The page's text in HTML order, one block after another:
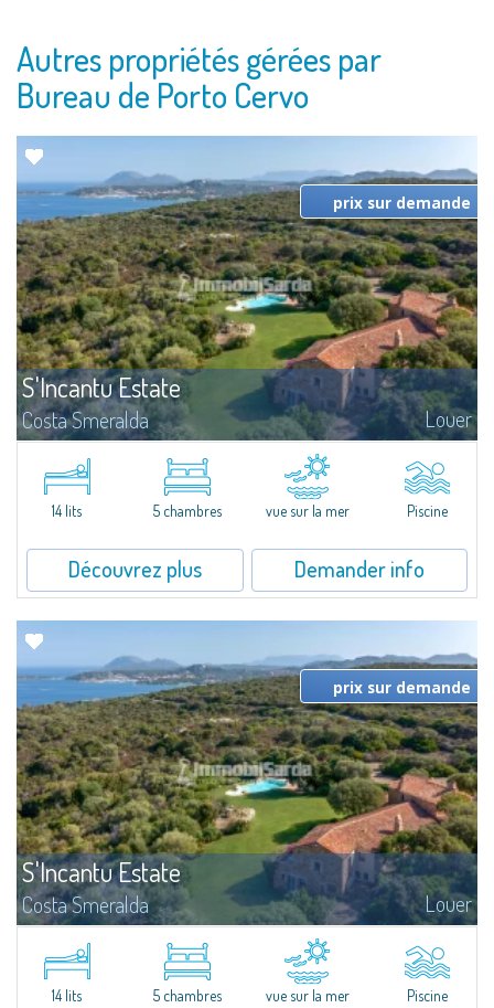
Autres propriétés gérées par
Bureau de Porto Cervo
S'Incantu Estate
Costa Smeralda Louer
Superbe villa au style typique de la Gallura, caractérisant toutes les plus
belles demeures de la Costa Smeralda.Sur les vertes collines de San
Pantaleo, position exceptionnelle et discrète, Villa Aglentina jouit d'une...
prix sur demande
14 lits 5 chambres vue sur la mer Piscine
Découvrez plus Demander info
S'Incantu Estate
Costa Smeralda Louer
Superbe villa au style typique de la Gallura, caractérisant toutes les plus
belles demeures de la Costa Smeralda.Sur les vertes collines de San
Pantaleo, position exceptionnelle et discrète, Villa Aglentina jouit d'une...
prix sur demande
14 lits 5 chambres vue sur la mer Piscine